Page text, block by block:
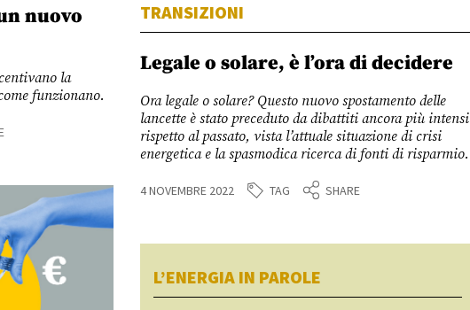
nuovo
la
funzionano.
TRANSIZIONI
Legale o solare, è l’ora di decidere
Ora legale o solare? Questo nuovo spostamento delle
lancette è stato preceduto da dibattiti ancora più intensi
rispetto al passato, vista l’attuale situazione di crisi
energetica e la spasmodica ricerca di fonti di risparmio.
4 NOVEMBRE 2022 TAG SHARE
L’ENERGIA IN PAROLE